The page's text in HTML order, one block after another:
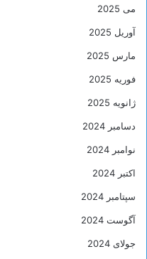
می 2025
آوریل 2025
مارس 2025
فوریه 2025
ژانویه 2025
دسامبر 2024
نوامبر 2024
اکتبر 2024
سپتامبر 2024
آگوست 2024
جولای 2024